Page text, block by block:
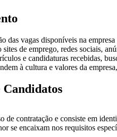
das vagas disponíveis na
de emprego, redes sociais,
e candidaturas recebidas,
à cultura e valores da
de contratação e consiste em
se encaixam nos requisitos